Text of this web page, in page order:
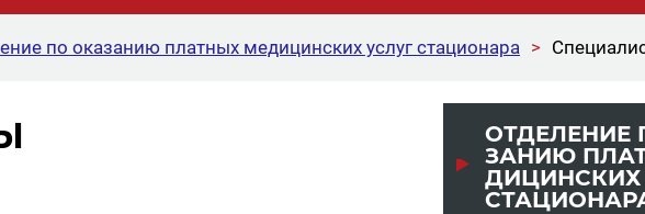
по оказанию платных медицинских услуг стационара >
ОТ­ДЕ­ЛЕ­НИЕ
ЗА­НИЮ
ДИ­ЦИН­СКИХ